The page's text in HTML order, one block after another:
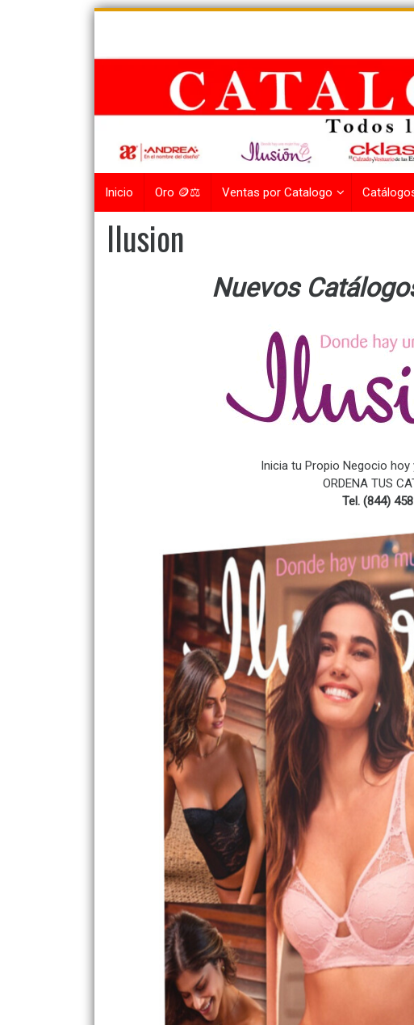
Skip
Inicio Oro 🪙⚖️ Ventas por Catalogo
Ilusion
Nuevos
Inicia tu Propio Negocio hoy
ORDENA TUS
Tel. (844)